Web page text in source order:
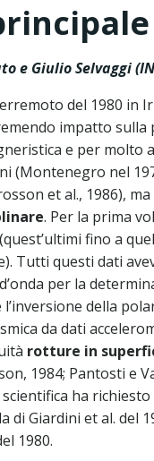
e Giulio Selvaggi
del 1980 in
impatto sulla
e per
(Montenegro nel
et al., 1986),
. Per la prima
fino a
Tutti questi dati
per la
della
da dati
rotture in
1984; Pantosti e
ha
di Giardini et al.
1980.